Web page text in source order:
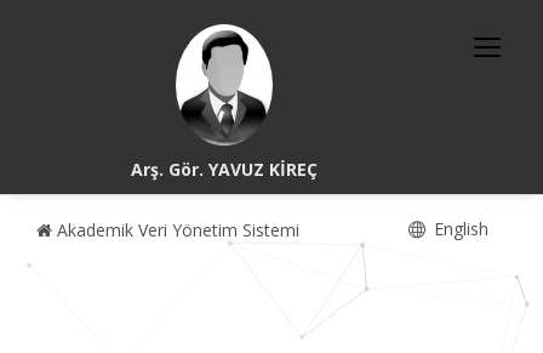
Arş. Gör. YAVUZ KİREÇ
Akademik Veri Yönetim Sistemi English